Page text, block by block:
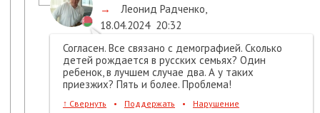
→
Леонид Радченко,
18.04.2024 20:32
Согласен. Все связано с демографией. Сколько
детей рождается в русских семьях? Один
ребенок, в лучшем случае два. А у таких
приезжих? Пять и более. Проблема!
↑ Свернуть • Поддержать • Нарушение